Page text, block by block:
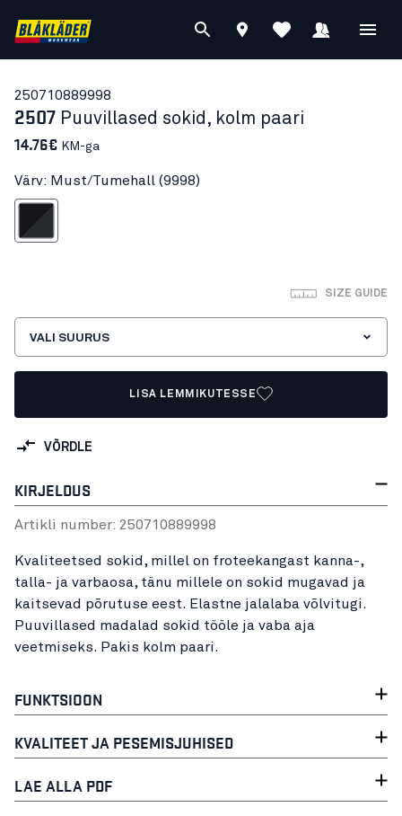
250710889998
2507 Puuvillased sokid, kolm paari
14.76€ KM-ga
Värv: Must/Tumehall (9998)
SIZE GUIDE
VALI SUURUS
LISA LEMMIKUTESSE
VÕRDLE
KIRJELDUS
Artikli number: 250710889998
Kvaliteetsed sokid, millel on froteekangast kanna-,
talla- ja varbaosa, tänu millele on sokid mugavad ja
kaitsevad põrutuse eest. Elastne jalalaba võlvitugi.
Puuvillased madalad sokid tööle ja vaba aja
veetmiseks. Pakis kolm paari.
FUNKTSIOON
KVALITEET JA PESEMISJUHISED
LAE ALLA PDF